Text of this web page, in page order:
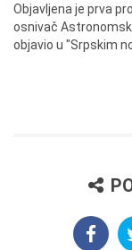
Objavljena je prva
osnivač
objavio u "Srpskim